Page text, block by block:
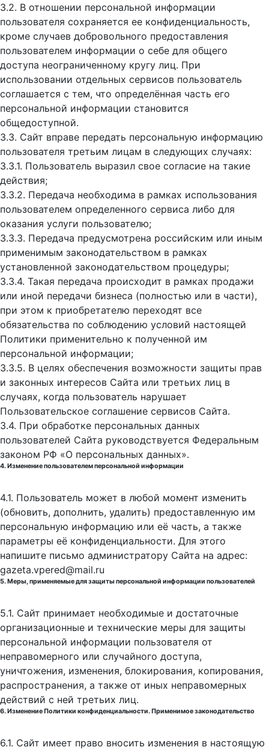
3.2. В отношении персональной информации
пользователя сохраняется ее конфиденциальность,
кроме случаев добровольного предоставления
пользователем информации о себе для общего
доступа неограниченному кругу лиц. При
использовании отдельных сервисов пользователь
соглашается с тем, что определённая часть его
персональной информации становится
общедоступной.
3.3. Сайт вправе передать персональную информацию
пользователя третьим лицам в следующих случаях:
3.3.1. Пользователь выразил свое согласие на такие
действия;
3.3.2. Передача необходима в рамках использования
пользователем определенного сервиса либо для
оказания услуги пользователю;
3.3.3. Передача предусмотрена российским или иным
применимым законодательством в рамках
установленной законодательством процедуры;
3.3.4. Такая передача происходит в рамках продажи
или иной передачи бизнеса (полностью или в части),
при этом к приобретателю переходят все
обязательства по соблюдению условий настоящей
Политики применительно к полученной им
персональной информации;
3.3.5. В целях обеспечения возможности защиты прав
и законных интересов Сайта или третьих лиц в
случаях, когда пользователь нарушает
Пользовательское соглашение сервисов Сайта.
3.4. При обработке персональных данных
пользователей Сайта руководствуется Федеральным
законом РФ «О персональных данных».
4. Изменение пользователем персональной информации
4.1. Пользователь может в любой момент изменить
(обновить, дополнить, удалить) предоставленную им
персональную информацию или её часть, а также
параметры её конфиденциальности. Для этого
напишите письмо администратору Сайта на адрес:
gazeta.vpered@mail.ru
5. Меры, применяемые для защиты персональной информации пользователей
5.1. Сайт принимает необходимые и достаточные
организационные и технические меры для защиты
персональной информации пользователя от
неправомерного или случайного доступа,
уничтожения, изменения, блокирования, копирования,
распространения, а также от иных неправомерных
действий с ней третьих лиц.
6. Изменение Политики конфиденциальности. Применимое законодательство
6.1. Сайт имеет право вносить изменения в настоящую